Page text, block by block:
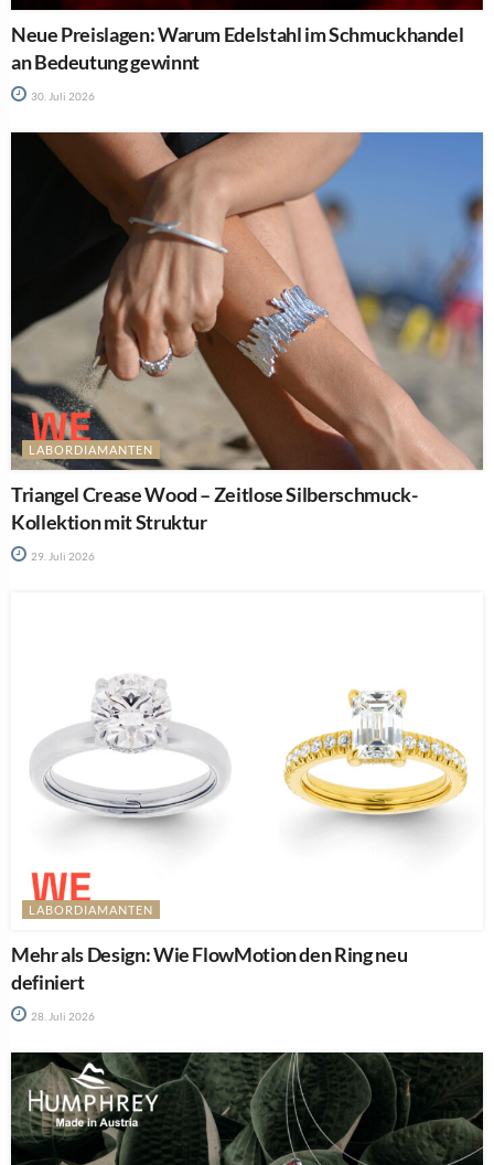
Neue Preislagen: Warum Edelstahl im Schmuckhandel
an Bedeutung gewinnt
30. Juli 2026
LABORDIAMANTEN
Triangel Crease Wood – Zeitlose Silberschmuck-
Kollektion mit Struktur
29. Juli 2026
LABORDIAMANTEN
Mehr als Design: Wie FlowMotion den Ring neu
definiert
28. Juli 2026